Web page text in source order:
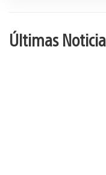
Últimas